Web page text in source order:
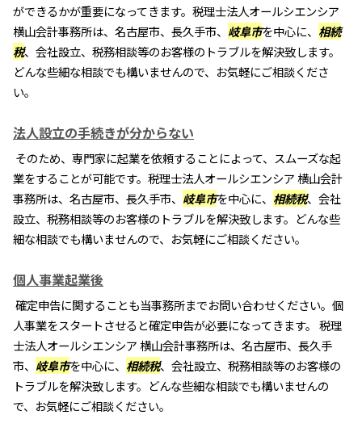
ができるかが重要になってきます。税理士法人オールシエンシア
横山会計事務所は、名古屋市、長久手市、 岐阜市を中心に、 相続
税、会社設立、税務相談等のお客様のトラブルを解決致します。
どんな些細な相談でも構いませんので、お気軽にご相談くださ
い。
法人設立の手続きが分からない
そのため、専門家に起業を依頼することによって、スムーズな起
業をすることが可能です。税理士法人オールシエンシア 横山会計
事務所は、名古屋市、長久手市、 岐阜市を中心に、 相続税、会社
設立、税務相談等のお客様のトラブルを解決致します。どんな些
細な相談でも構いませんので、お気軽にご相談ください。
個人事業起業後
確定申告に関することも当事務所までお問い合わせください。個
人事業をスタートさせると確定申告が必要になってきます。 税理
士法人オールシエンシア 横山会計事務所は、名古屋市、長久手
市、 岐阜市を中心に、 相続税、会社設立、税務相談等のお客様の
トラブルを解決致します。どんな些細な相談でも構いませんの
で、お気軽にご相談ください。